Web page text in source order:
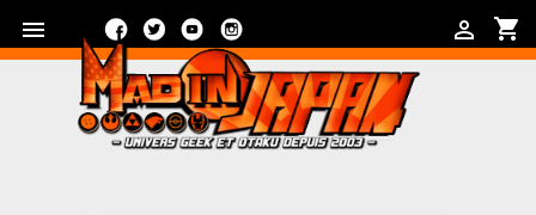
 shopping_cart

FacebookTwitterYouTube